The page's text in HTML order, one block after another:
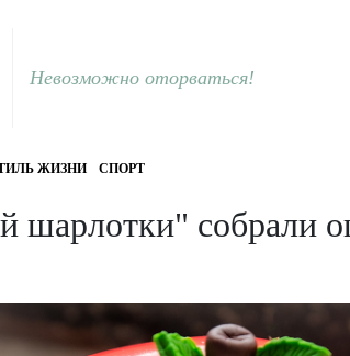
Невозможно оторваться!
ЖИЗНИ СПОРТ
шарлотки" собрали